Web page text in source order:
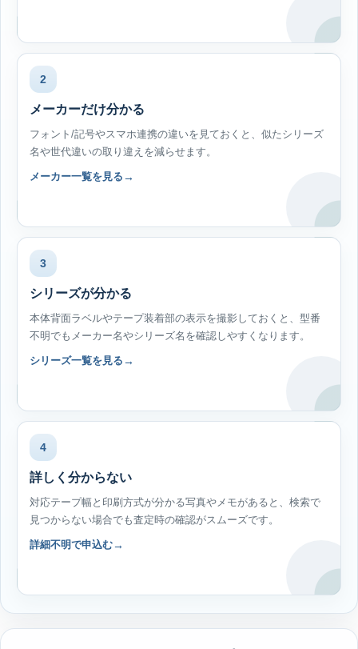
2
メーカーだけ分かる
フォント/記号やスマホ連携の違いを見ておくと、似たシリーズ
名や世代違いの取り違えを減らせます。
メーカー一覧を見る
3
シリーズが分かる
本体背面ラベルやテープ装着部の表示を撮影しておくと、型番
不明でもメーカー名やシリーズ名を確認しやすくなります。
シリーズ一覧を見る
4
詳しく分からない
対応テープ幅と印刷方式が分かる写真やメモがあると、検索で
見つからない場合でも査定時の確認がスムーズです。
詳細不明で申込む